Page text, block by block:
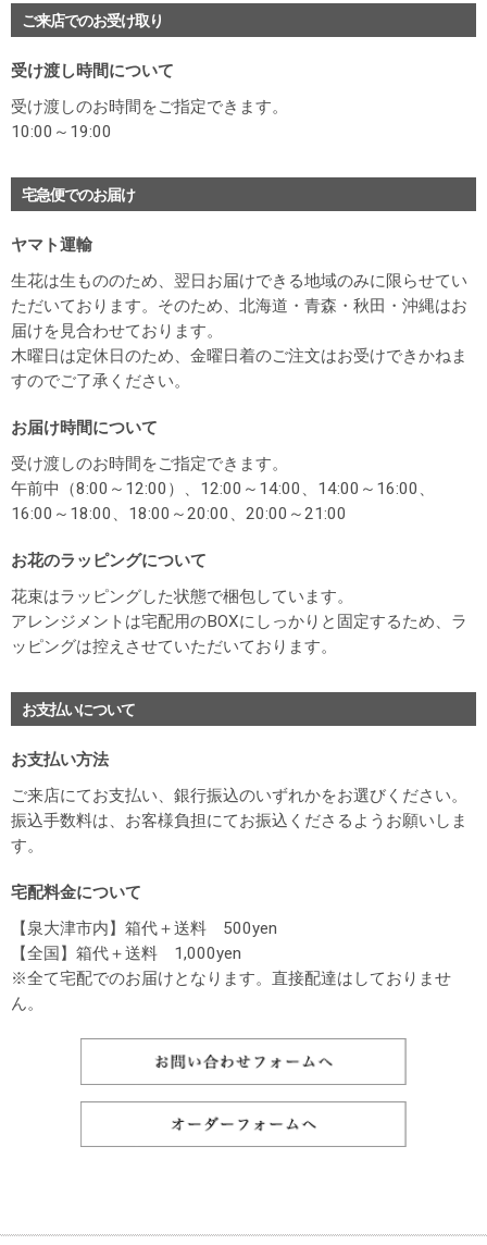
ご来店でのお受け取り
受け渡し時間について
受け渡しのお時間をご指定できます。
10:00～19:00
宅急便でのお届け
ヤマト運輸
生花は生もののため、翌日お届けできる地域のみに限らせてい
ただいております。そのため、北海道・青森・秋田・沖縄はお
届けを見合わせております。
木曜日は定休日のため、金曜日着のご注文はお受けできかねま
すのでご了承ください。
お届け時間について
受け渡しのお時間をご指定できます。
午前中（8:00～12:00）、12:00～14:00、14:00～16:00、
16:00～18:00、18:00～20:00、20:00～21:00
お花のラッピングについて
花束はラッピングした状態で梱包しています。
アレンジメントは宅配用のBOXにしっかりと固定するため、ラ
ッピングは控えさせていただいております。
お支払いについて
お支払い方法
ご来店にてお支払い、銀行振込のいずれかをお選びください。
振込手数料は、お客様負担にてお振込くださるようお願いしま
す。
宅配料金について
【泉大津市内】箱代＋送料 500yen
【全国】箱代＋送料 1,000yen
※全て宅配でのお届けとなります。直接配達はしておりませ
ん。